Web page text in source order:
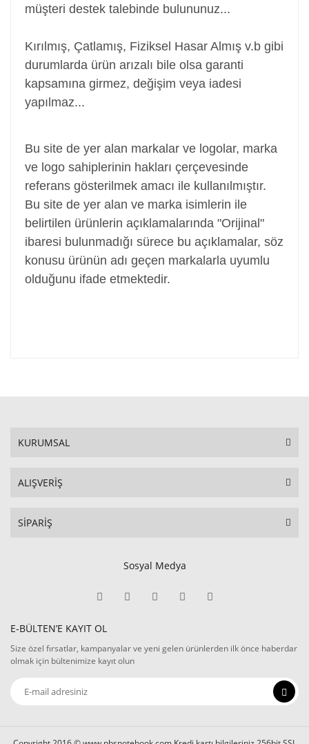
müşteri destek talebinde bulununuz...
Kırılmış, Çatlamış, Fiziksel Hasar Almış v.b gibi
durumlarda ürün arızalı bile olsa garanti
kapsamına girmez, değişim veya iadesi
yapılmaz...
Bu site de yer alan markalar ve logolar, marka
ve logo sahiplerinin hakları çerçevesinde
referans gösterilmek amacı ile kullanılmıştır.
Bu site de yer alan ve marka isimlerin ile
belirtilen ürünlerin açıklamalarında "Orijinal"
ibaresi bulunmadığı sürece bu açıklamalar, söz
konusu ürünün adı geçen markalarla uyumlu
olduğunu ifade etmektedir.
KURUMSAL
ALIŞVERİŞ
SİPARİŞ
Sosyal Medya
E-BÜLTEN’E KAYIT OL
Size özel fırsatlar, kampanyalar ve yeni gelen ürünlerden ilk önce haberdar
olmak için bültenimize kayıt olun